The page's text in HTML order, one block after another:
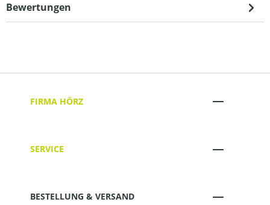
Bewertungen
FIRMA HÖRZ
SERVICE
BESTELLUNG & VERSAND